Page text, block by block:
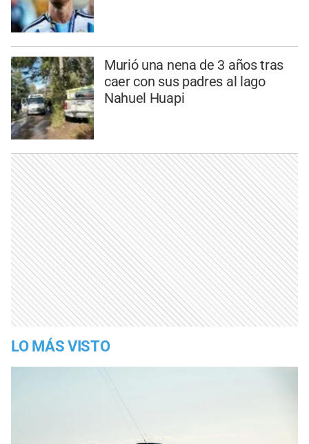
Murió una nena de 3 años tras
caer con sus padres al lago
Nahuel Huapi
LO MÁS VISTO